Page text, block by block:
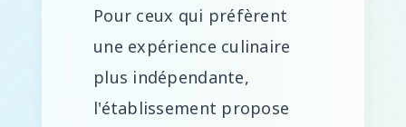
Pour ceux qui préfèrent
une expérience culinaire
plus indépendante,
l'établissement propose